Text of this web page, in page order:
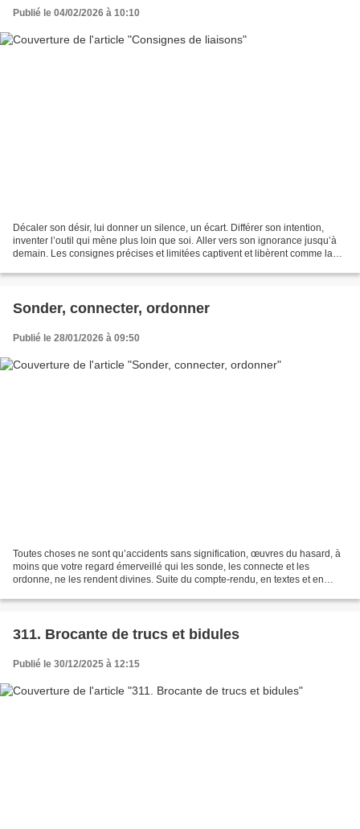
Publié le 04/02/2026 à 10:10
Décaler son désir, lui donner un silence, un écart. Différer son intention,
inventer l’outil qui mène plus loin que soi. Aller vers son ignorance jusqu’à
demain. Les consignes précises et limitées captivent et libèrent comme la
Sonder, connecter, ordonner
Publié le 28/01/2026 à 09:50
Toutes choses ne sont qu’accidents sans signification, œuvres du hasard, à
moins que votre regard émerveillé qui les sonde, les connecte et les
ordonne, ne les rendent divines. Suite du compte-rendu, en textes et en
311. Brocante de trucs et bidules
Publié le 30/12/2025 à 12:15